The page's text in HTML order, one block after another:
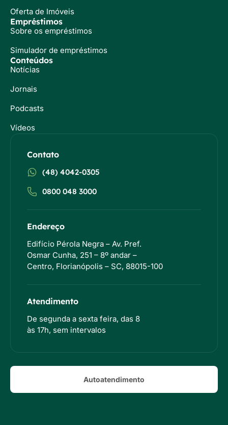
Oferta de Imóveis
Empréstimos
Sobre os empréstimos
Simulador de empréstimos
Conteúdos
Notícias
Jornais
Podcasts
Vídeos
Contato
(48) 4042-0305
0800 048 3000
Endereço
Edifício Pérola Negra – Av. Pref.
Osmar Cunha, 251 – 8º andar –
Centro, Florianópolis – SC, 88015-100
Atendimento
De segunda a sexta feira, das 8
às 17h, sem intervalos
Autoatendimento